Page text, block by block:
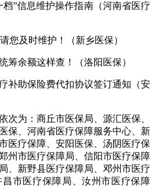
”信息维护操作指南（河南省医疗
及时维护！（新乡医保）
余额这样查！（洛阳医保）
助保险费代扣协议签订通知（安
为：商丘市医保局、源汇医保、
保、河南省医疗保障服务中心、新
医疗保障、安阳医保、汤阴医疗保
州市医疗保障局、信阳市医疗保障
、新野县医疗保障局、邓州市医疗
市医疗保障局、汝州市医疗保障